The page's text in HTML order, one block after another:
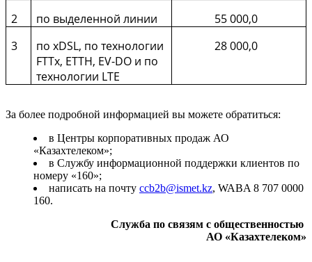
2 по выделенной линии
55 000,0
3
поxDSL, по технологии
FTTx, ETTH, EV-DO и по
технологии LTE
28 000,0
За более подробной информацией вы можете обратиться:
в Центры корпоративных продаж АО
«Казахтелеком»;
в Службу информационной поддержки клиентов по
номеру «160»;
написать на почту ccb2b@ismet.kz, WABA 8 707 0000
160.
Служба по связям с общественностью
АО «Казахтелеком»